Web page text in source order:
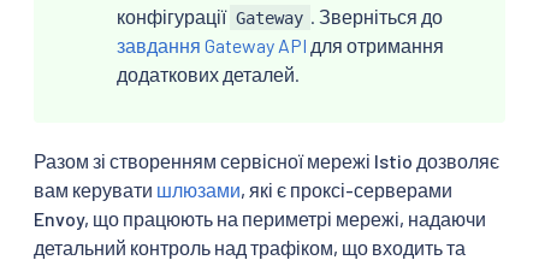
конфігурації Gateway
. Зверніться до
завдання Gateway API для отримання
додаткових деталей.
Разом зі створенням сервісної мережі Istio дозволяє
вам керувати шлюзами, які є проксі-серверами
Envoy, що працюють на периметрі мережі, надаючи
детальний контроль над трафіком, що входить та